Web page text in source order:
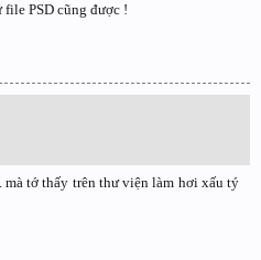
PSD cũng được !
mà tớ thấy trên thư viện làm hơi xấu tý